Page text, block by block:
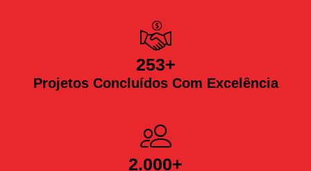
Projetos Concluídos Com Excelência
253+
2.000+